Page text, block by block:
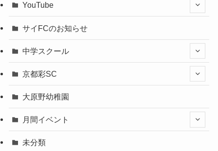
YouTube
サイFCのお知らせ
中学スクール
京都彩SC
大原野幼稚園
月間イベント
未分類